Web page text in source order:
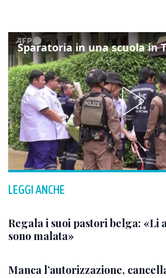
LEGGI ANCHE
Regala i suoi pastori belga: «Li
sono malata»
Manca l’autorizzazione,